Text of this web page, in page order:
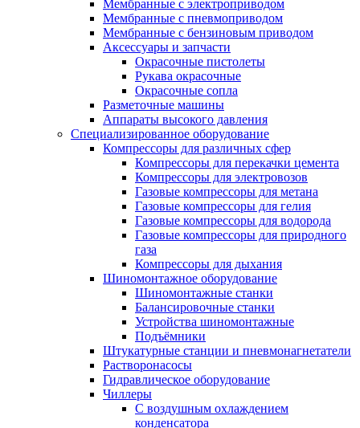
Мембранные с электроприводом
Мембранные с пневмоприводом
Мембранные с бензиновым приводом
Аксессуары и запчасти
Окрасочные пистолеты
Рукава окрасочные
Окрасочные сопла
Разметочные машины
Аппараты высокого давления
Специализированное оборудование
Компрессоры для различных сфер
Компрессоры для перекачки цемента
Компрессоры для электровозов
Газовые компрессоры для метана
Газовые компрессоры для гелия
Газовые компрессоры для водорода
Газовые компрессоры для природного
газа
Компрессоры для дыхания
Шиномонтажное оборудование
Шиномонтажные станки
Балансировочные станки
Устройства шиномонтажные
Подъёмники
Штукатурные станции и пневмонагнетатели
Растворонасосы
Гидравлическое оборудование
Чиллеры
С воздушным охлаждением
конденсатора